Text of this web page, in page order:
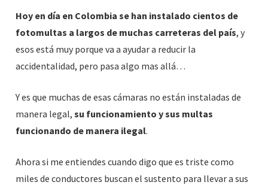
Hoy en día en Colombia se han instalado cientos de
fotomultas a largos de muchas carreteras del país, y
esos está muy porque va a ayudar a reducir la
accidentalidad, pero pasa algo mas allá…
Y es que muchas de esas cámaras no están instaladas de
manera legal, su funcionamiento y sus multas
funcionando de manera ilegal.
Ahora si me entiendes cuando digo que es triste como
miles de conductores buscan el sustento para llevar a sus